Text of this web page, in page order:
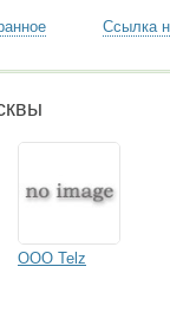
Ссылка
ООО Telz